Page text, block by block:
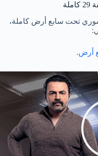
المسلسل السوري تحت سابع أرض كاملة،
.